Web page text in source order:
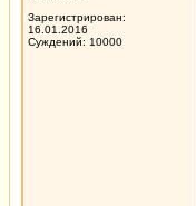
Зарегистрирован:
16.01.2016
Суждений: 10000